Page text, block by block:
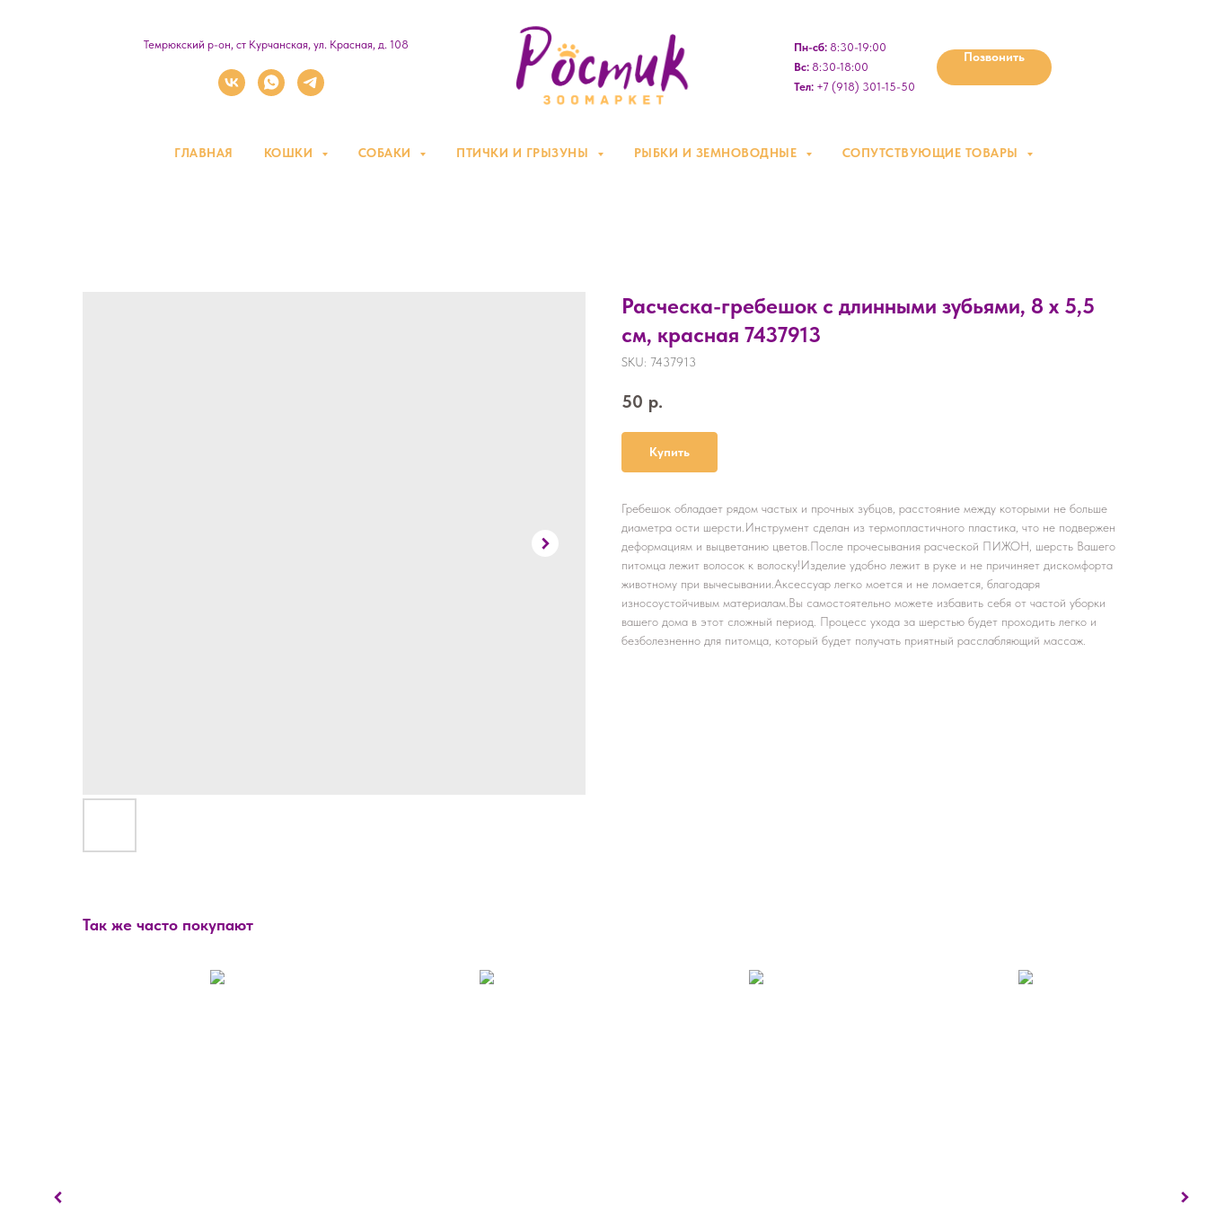
Темрюкский р-он, ст Курчанская, ул. Красная, д. 108 Пн-сб:8:30-19:00
Вс:8:30-18:00
Тел:+7 (918) 301-15-50
Позвонить
ГЛАВНАЯ КОШКИ СОБАКИ ПТИЧКИ И ГРЫЗУНЫ РЫБКИ И ЗЕМНОВОДНЫЕ СОПУТСТВУЮЩИЕ ТОВАРЫ
Расческа-гребешок с длинными зубьями, 8 х 5,5
см, красная 7437913
SKU: 7437913
50 р.
Купить
Гребешок обладает рядом частых и прочных зубцов, расстояние между которыми не больше
диаметра ости шерсти.Инструмент сделан из термопластичного пластика, что не подвержен
деформациям и выцветанию цветов.После прочесывания расческой ПИЖОН, шерсть Вашего
питомца лежит волосок к волоску!Изделие удобно лежит в руке и не причиняет дискомфорта
животному при вычесывании.Аксессуар легко моется и не ломается, благодаря
износоустойчивым материалам.Вы самостоятельно можете избавить себя от частой уборки
вашего дома в этот сложный период. Процесс ухода за шерстью будет проходить легко и
безболезненно для питомца, который будет получать приятный расслабляющий массаж.
Так же часто покупают